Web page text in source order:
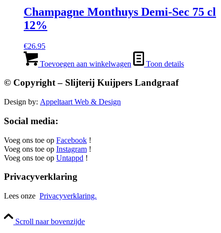
Champagne Monthuys Demi-Sec 75 cl
12%
€26.95
Toevoegen aan winkelwagen Toon details
© Copyright – Slijterij Kuijpers Landgraaf
Design by: Appeltaart Web & Design
Social media:
Voeg ons toe op Facebook !
Voeg ons toe op Instagram !
Voeg ons toe op Untappd !
Privacyverklaring
Lees onze Privacyverklaring.
Scroll naar bovenzijde